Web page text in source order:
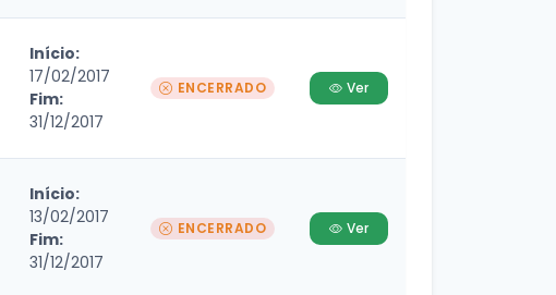
Início:
17/02/2017
Fim:
31/12/2017
ENCERRADO Ver
Início:
13/02/2017
Fim:
31/12/2017
ENCERRADO Ver